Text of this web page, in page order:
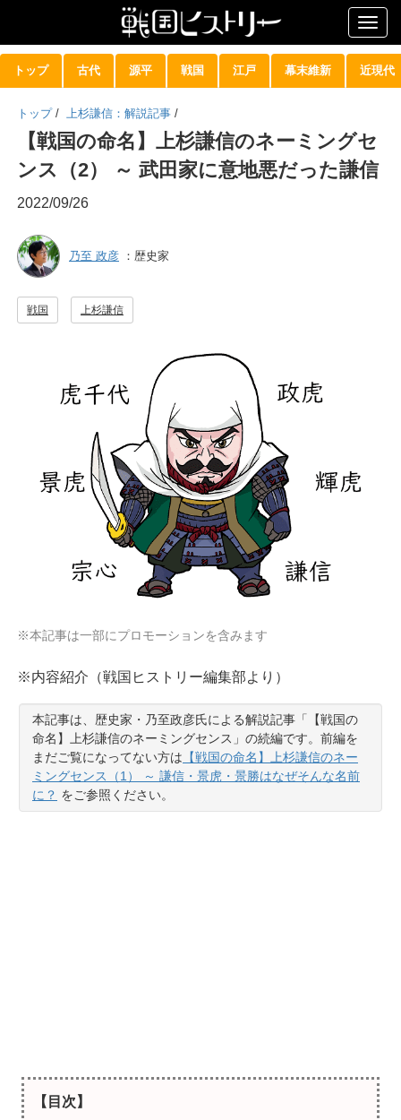
トップ 古代 源平 戦国 江戸 幕末維新 近現代
トップ / 上杉謙信：解説記事 /
【戦国の命名】上杉謙信のネーミングセ
ンス（2） ～ 武田家に意地悪だった謙信
2022/09/26
乃至 政彦 ：歴史家
戦国 上杉謙信
※本記事は一部にプロモーションを含みます
※内容紹介（戦国ヒストリー編集部より）
本記事は、歴史家・乃至政彦氏による解説記事「【戦国の
命名】上杉謙信のネーミングセンス」の続編です。前編を
まだご覧になってない方は 【戦国の命名】上杉謙信のネー
ミングセンス（1） ～ 謙信・景虎・景勝はなぜそんな名前
に？ をご参照ください。
【目次】